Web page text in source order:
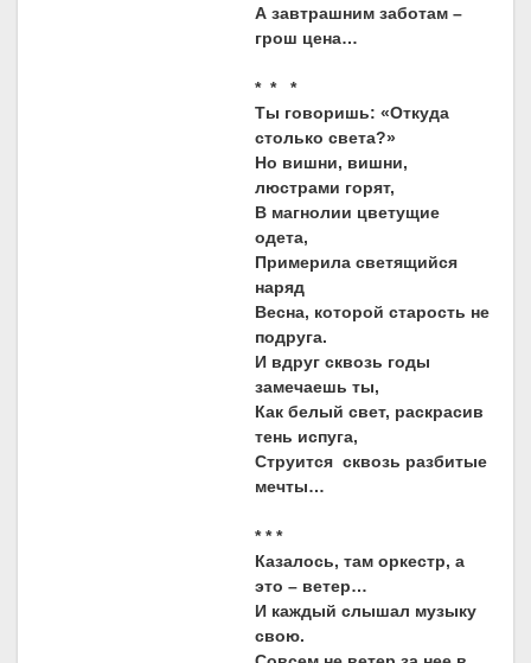
А завтрашним заботам –
грош цена…
* * *
Ты говоришь: «Откуда
столько света?»
Но вишни, вишни,
люстрами горят,
В магнолии цветущие
одета,
Примерила светящийся
наряд
Весна, которой старость не
подруга.
И вдруг сквозь годы
замечаешь ты,
Как белый свет, раскрасив
тень испуга,
Струится сквозь разбитые
мечты…
* * *
Казалось, там оркестр, а
это – ветер…
И каждый слышал музыку
свою.